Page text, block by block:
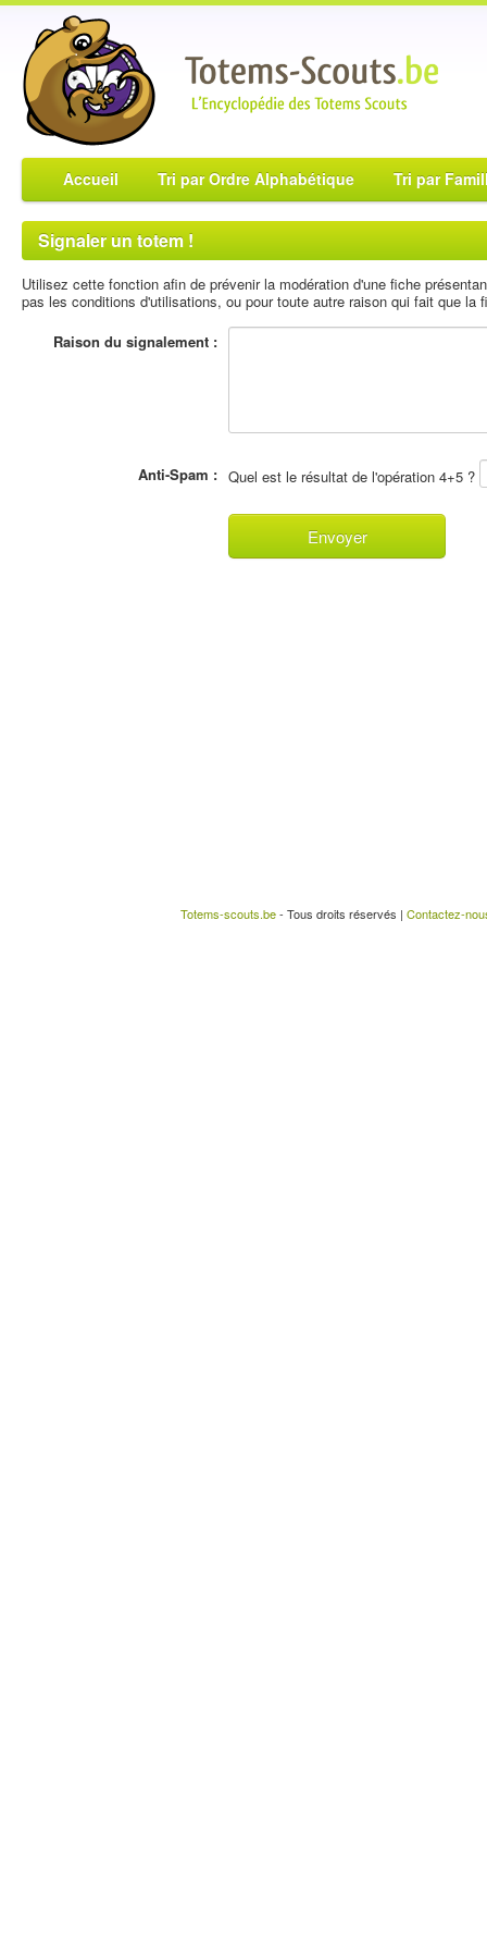
Accueil Tri par Ordre Alphabétique Tri par
Signaler un totem !
Utilisez cette fonction afin de prévenir la modération d'une fiche
pas les conditions d'utilisations, ou pour toute autre raison qui fait que la
Raison du signalement :
Anti-Spam : Quel est le résultat de l'opération 4+5 ?
Totems-scouts.be- Tous droits réservés | Contactez-